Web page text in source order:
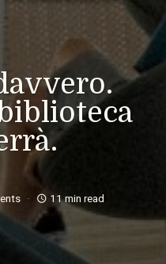
access_time 11 min read